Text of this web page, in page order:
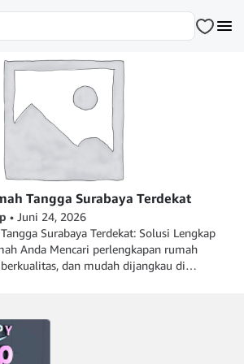
Tangga Surabaya Terdekat
• Juni 24, 2026
Surabaya Terdekat: Solusi Lengkap
Anda Mencari perlengkapan rumah
dan mudah dijangkau di
kebutuhan penting bagi banyak keluarga,
kos dan kontrakan. Kebutuhan rumah
yang menunjang aktivitas sehari-hari
dan nyaman. Di tengah aktivitas